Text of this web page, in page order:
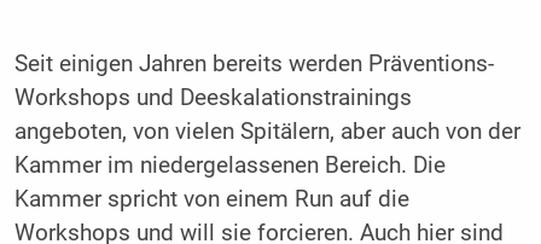
Seit einigen Jahren bereits werden Präventions-
Workshops und Deeskalationstrainings
angeboten, von vielen Spitälern, aber auch von der
Kammer im niedergelassenen Bereich. Die
Kammer spricht von einem Run auf die
Workshops und will sie forcieren. Auch hier sind